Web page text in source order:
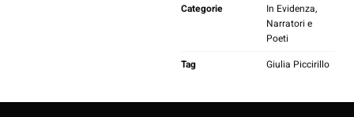
Categorie In Evidenza,
Narratori e
Poeti
Tag
Giulia Piccirillo